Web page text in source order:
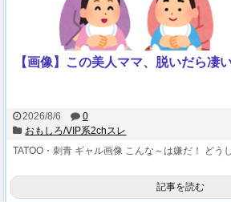
【画像】この美人ママ、脱いだら凄
2026/8/6
0
おもしろ/VIP系2chスレ
TATOO・刺青 ギャル画像 こんな～は嫌だ！ どう
記事を読む